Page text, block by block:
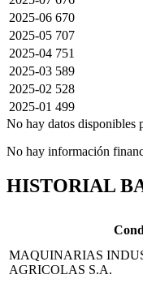
2025-06 670
2025-05 707
2025-04 751
2025-03 589
2025-02 528
2025-01 499
No hay datos disponibles
No hay información
HISTORIAL
MAQUINARIAS
AGRICOLAS S.A.